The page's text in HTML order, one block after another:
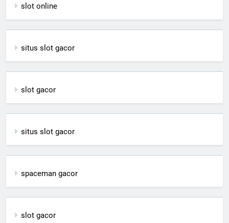
slot online
situs slot gacor
slot gacor
situs slot gacor
spaceman gacor
slot gacor